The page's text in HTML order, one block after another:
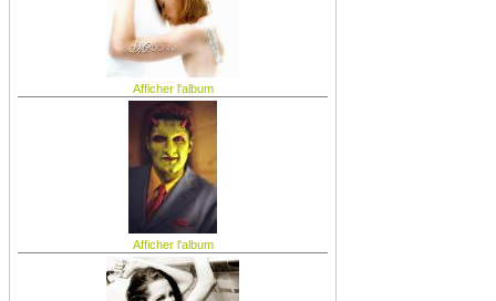
Afficher l'album
Afficher l'album